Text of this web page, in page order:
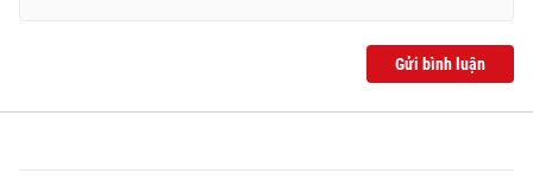
Gửi bình luận